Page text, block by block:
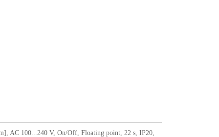
100...240 V, On/Off, Floating point, 22 s, IP20,